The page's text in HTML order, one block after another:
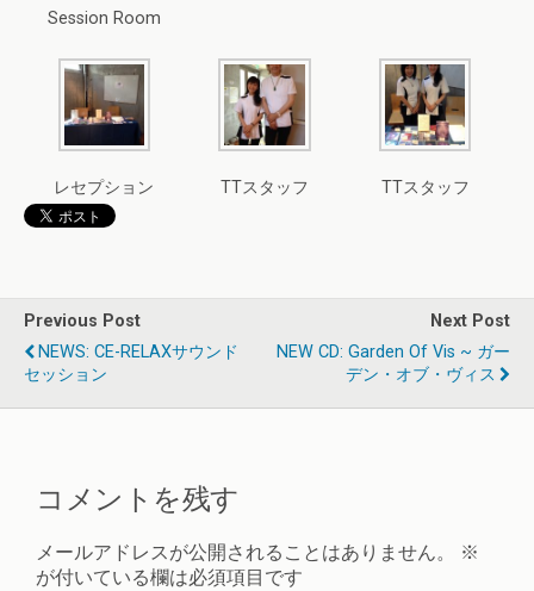
Session Room
レセプション TTスタッフ TTスタッフ
Previous Post
NEWS: CE-RELAXサウンド
セッション
Next Post
NEW CD: Garden Of Vis ~ ガー
デン・オブ・ヴィス
コメントを残す
メールアドレスが公開されることはありません。
※
が付いている欄は必須項目です